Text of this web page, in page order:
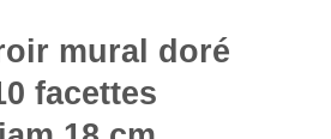
mural doré
facettes